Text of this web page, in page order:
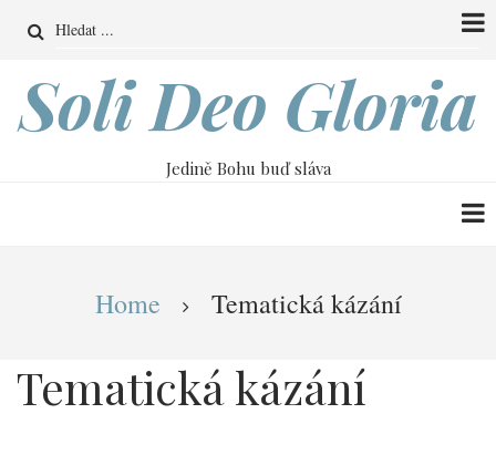
obsahu
Search
Soli Deo Gloria
Jedině Bohu buď sláva
Drobečková
navigaceHome Tematická kázání
Tematická kázání